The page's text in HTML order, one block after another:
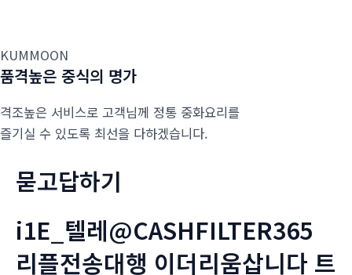
KUMMOON
품격높은 중식의 명가
격조높은 서비스로 고객님께 정통 중화요리를
즐기실 수 있도록 최선을 다하겠습니다.
묻고답하기
i1E_텔레@CASHFILTER365
리플전송대행 이더리움삽니다 트